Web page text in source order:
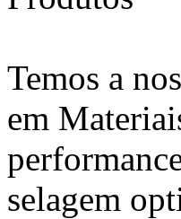
Temos a
em
selagem